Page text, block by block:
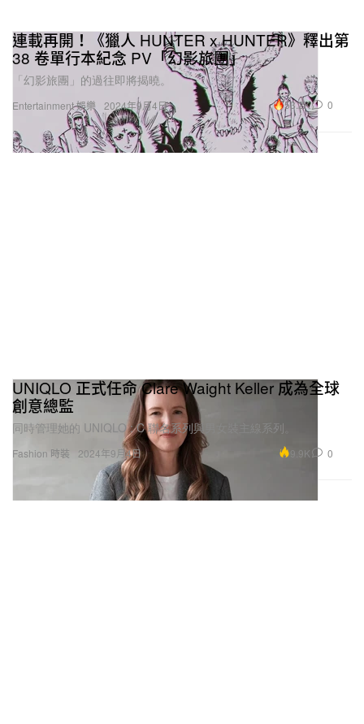
Entertainment 娛樂
連載再開！《獵人 HUNTER x HUNTER》釋出第
38 卷單行本紀念 PV「幻影旅團」
「幻影旅團」的過往即將揭曉。
2024年9月4日 53.2K 0
Fashion 時裝
UNIQLO 正式任命 Clare Waight Keller 成為全球
創意總監
同時管理她的 UNIQLO : C 聯名系列與男女裝主線系列。
2024年9月4日 9.9K 0